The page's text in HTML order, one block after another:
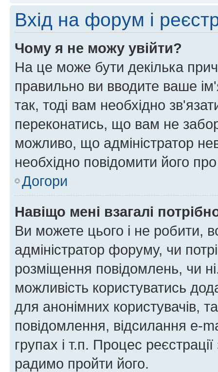
Вхід на форум і
Чому я не можу увійти?
На це може бути декілька
правильно ви вводите ваше
так, тоді вам необхідно
переконатись, що вам не
можливо, що адміністратор
необхідно повідомити його
Догори
Навіщо мені взагалі
Ви можете цього і не робити,
адміністратор форуму, чи
розміщення повідомлень, чи
можливість користуватись
для анонімних користувачів,
повідомлення, відсилання e-
групах і т.п. Процес
радимо пройти його.